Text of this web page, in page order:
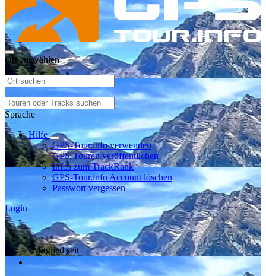
Ort auswählen
Sprache
Hilfe
GPS-Tour.info verwenden
GPS-Touren veröffentlichen
Infos zum TrackRank
GPS-Tour.info Account löschen
Passwort vergessen
Login
Mitglied seit